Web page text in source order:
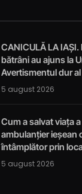
CANICULĂ LA IAȘI.
bătrâni au ajuns la
Avertismentul dur
5 august 2026
Cum a salvat viața
ambulanțier ieșean
întâmplător prin
5 august 2026